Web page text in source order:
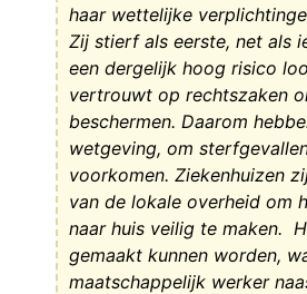
haar wettelijke
Zij stierf als eerste, net als
een dergelijk hoog risico
vertrouwt op rechtszaken
beschermen. Daarom
wetgeving, om
voorkomen. Ziekenhuizen
van de lokale overheid om
naar huis veilig te maken.
gemaakt kunnen worden,
maatschappelijk werker